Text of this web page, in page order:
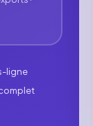
ligne